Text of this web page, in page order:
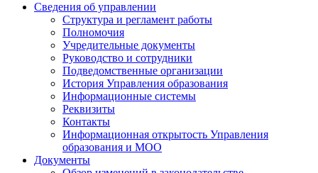
Сведения об управлении
Структура и регламент работы
Полномочия
Учредительные документы
Руководство и сотрудники
Подведомственные организации
История Управления образования
Информационные системы
Реквизиты
Контакты
Информационная открытость Управления
образования и МОО
Документы